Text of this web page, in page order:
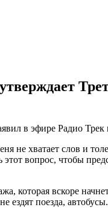
в эфире Радио Трек
хватает слов и
вопрос, чтобы
которая вскоре
ездят поезда, автобусы.